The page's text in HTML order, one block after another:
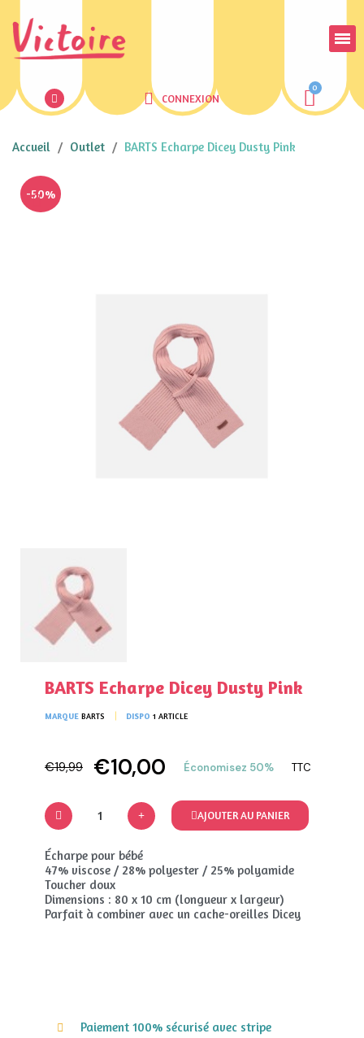
CONNEXION
Accueil Outlet BARTS Echarpe Dicey Dusty Pink
-50%
BARTS Echarpe Dicey Dusty Pink
MARQUE BARTS DISPO 1 ARTICLE
€19,99 €10,00 Économisez 50% TTC
AJOUTER AU PANIER
Écharpe pour bébé
47% viscose / 28% polyester / 25% polyamide
Toucher doux
Dimensions : 80 x 10 cm (longueur x largeur)
Parfait à combiner avec un cache-oreilles Dicey
Paiement 100% sécurisé avec stripe